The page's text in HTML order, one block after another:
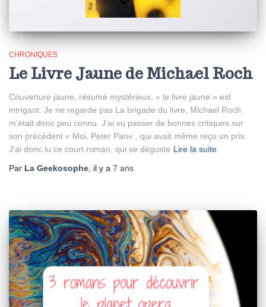
CHRONIQUES
Le Livre Jaune de Michael Roch
Couverture jaune, résumé mystérieux, « le livre jaune » est
intrigant. Je ne regarde pas La brigade du livre, Michael Roch
m’était donc peu connu. J’ai vu passer de bonnes critiques sur
son précédent « Moi, Peter Pan« , qui avait même reçu un prix.
J’ai donc lu ce court roman, qui se déguste Lire la suite
Par La Geekosophe , il y a 7 ans